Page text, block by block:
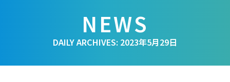
DAILY ARCHIVES: 2023年5月29日